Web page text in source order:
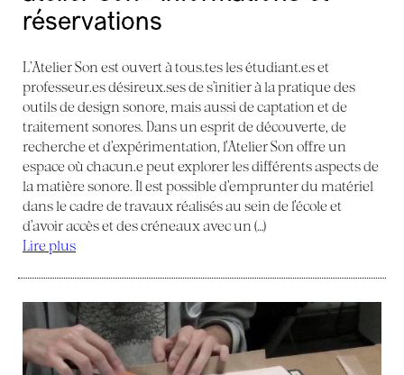
réservations
L’Atelier Son est ouvert à tous.tes les étudiant.es et
professeur.es désireux.ses de s’initier à la pratique des
outils de design sonore, mais aussi de captation et de
traitement sonores. Dans un esprit de découverte, de
recherche et d’expérimentation, l’Atelier Son offre un
espace où chacun.e peut explorer les différents aspects de
la matière sonore. Il est possible d’emprunter du matériel
dans le cadre de travaux réalisés au sein de l’école et
d’avoir accès et des créneaux avec un (…)
Lire plus